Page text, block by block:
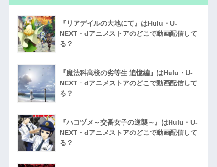
『リアデイルの大地にて』はHulu・U-
NEXT・dアニメストアのどこで動画配信して
る？
『魔法科高校の劣等生 追憶編』はHulu・U-
NEXT・dアニメストアのどこで動画配信して
る？
『ハコヅメ～交番女子の逆襲～』はHulu・U-
NEXT・dアニメストアのどこで動画配信して
る？